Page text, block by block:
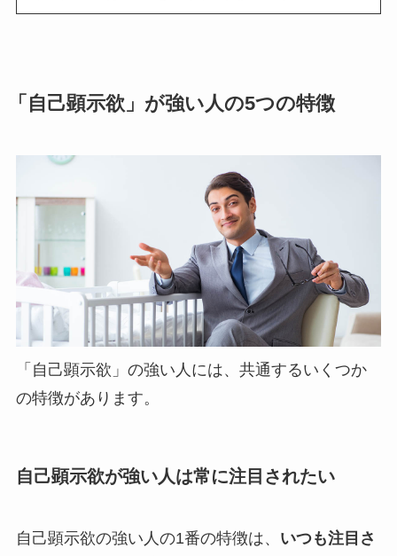
「自己顕示欲」が強い人の5つの特徴
「自己顕示欲」の強い人には、共通するいくつか
の特徴があります。
自己顕示欲が強い人は常に注目されたい
自己顕示欲の強い人の1番の特徴は、 いつも注目さ